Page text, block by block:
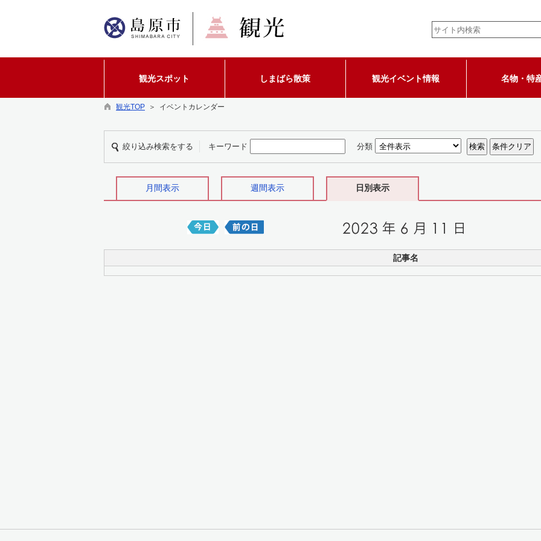
観光スポット しまばら散策 観光イベント情報 名物・特
観光TOP ＞ イベントカレンダー
絞り込み検索をする キーワード 分類
月間表示 週間表示 日別表示
記事名